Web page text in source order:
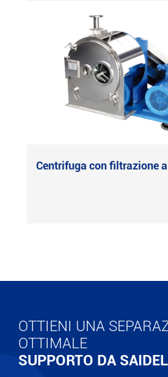
Centrifuga con filtrazione
OTTIENI UNA
OTTIMALE
SUPPORTO DA